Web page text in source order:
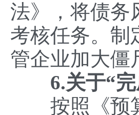
法》，将债务
考核任务。制
管企业加大僵
6.关于“完
按照《预算